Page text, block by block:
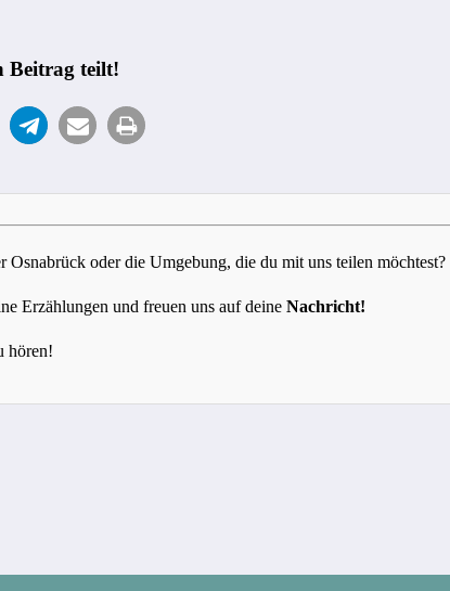
Beitrag teilt!
Osnabrück oder die Umgebung, die du mit uns teilen möchtest?
Erzählungen und freuen uns auf deine Nachricht!
hören!